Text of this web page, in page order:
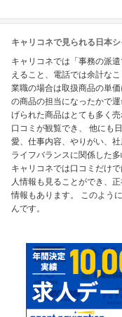
キャリコネで見られる日本
キャリコネでは「事務の派
えること、電話では余計な
業職の場合は取扱商品の単
の商品の担当になったかで
げられた商品はとても多く
口コミが観覧でき、 他にも
愛、仕事内容、やりがい、
ライフバランスに関係した
キャリコネでは口コミだけ
人情報も見ることができ、
情報もあります。 このよう
んです。